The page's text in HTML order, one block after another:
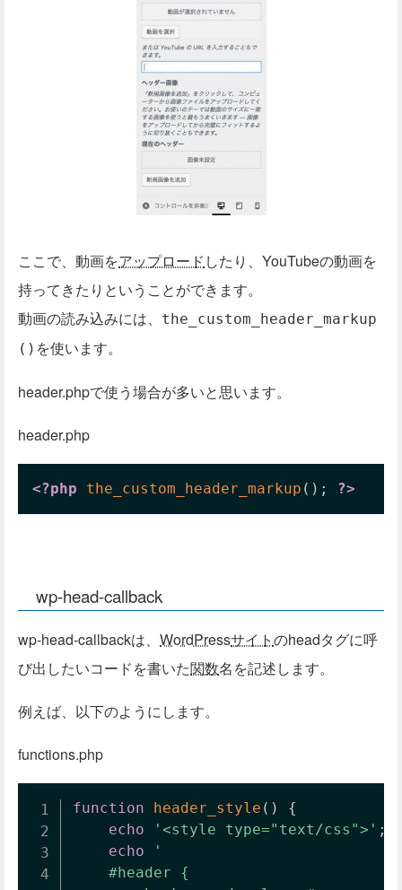
ここで、動画をアップロード したり、YouTubeの動画を
持ってきたりということができます。
動画の読み込みには、
the_custom_header_markup
() を使います。
header.phpで使う場合が多いと思います。
header.php
<?php the_custom_header_markup ( ) ; ?>
wp-head-callback
wp-head-callbackは、 WordPressサイトのheadタグに呼
び出したいコードを書いた関数名を記述します。
例えば、以下のようにします。
functions.php
function header_style ( )
{
echo
'<style type="text/css">' ;
echo
'